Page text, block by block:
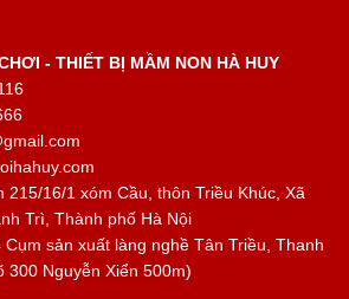
- THIẾT BỊ MẦM NON HÀ HUY
215/16/1 xóm Cầu, thôn Triều Khúc, Xã
Trì, Thành phố Hà Nội
Cụm sản xuất làng nghề Tân Triều, Thanh
300 Nguyễn Xiển 500m)